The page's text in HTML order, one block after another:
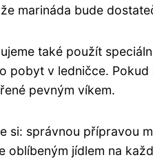
marináda bude
také použít
pobyt v ledničce.
pevným víkem.
si: správnou přípravou
oblíbeným jídlem na